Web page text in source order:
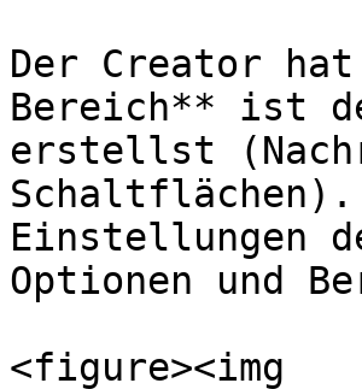
Der Creator
Bereich** ist
erstellst
Einstellungen
Optionen und
<figure><img